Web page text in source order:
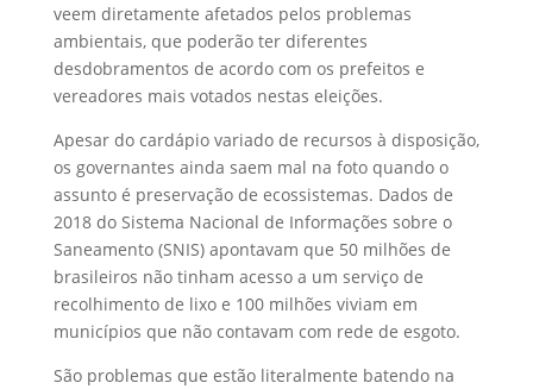
veem diretamente afetados pelos problemas
ambientais, que poderão ter diferentes
desdobramentos de acordo com os prefeitos e
vereadores mais votados nestas eleições.
Apesar do cardápio variado de recursos à disposição,
os governantes ainda saem mal na foto quando o
assunto é preservação de ecossistemas. Dados de
2018 do Sistema Nacional de Informações sobre o
Saneamento (SNIS) apontavam que 50 milhões de
brasileiros não tinham acesso a um serviço de
recolhimento de lixo e 100 milhões viviam em
municípios que não contavam com rede de esgoto.
São problemas que estão literalmente batendo na